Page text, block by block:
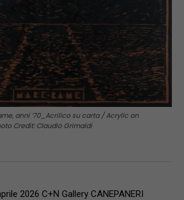
anni ‘70_Acrilico su carta / Acrylic on
Credit: Claudio Grimaldi
2026 C+N Gallery CANEPANERI